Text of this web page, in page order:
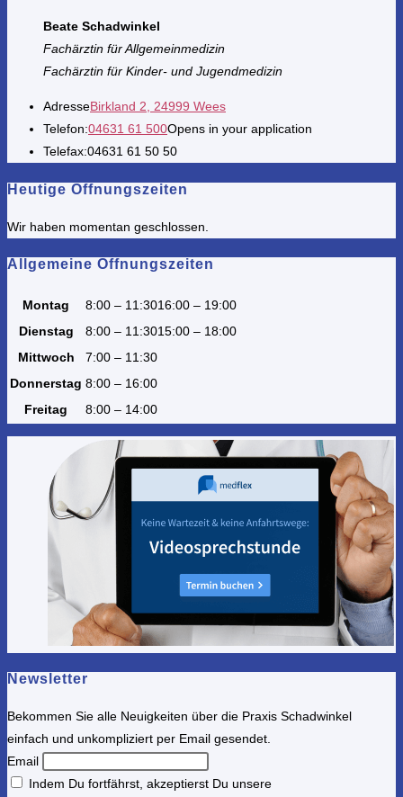
Beate Schadwinkel
Fachärztin für Allgemeinmedizin
Fachärztin für Kinder- und Jugendmedizin
AdresseBirkland 2, 24999 Wees
Telefon:04631 61 500Opens in your application
Telefax:04631 61 50 50
Heutige Öffnungszeiten
Wir haben momentan geschlossen.
Allgemeine Öffnungszeiten
Montag 8:00 – 11:3016:00 – 19:00
Dienstag
8:00 – 11:3015:00 – 18:00
Mittwoch
7:00 – 11:30
Donnerstag 8:00 – 16:00
Freitag
8:00 – 14:00
Newsletter
Bekommen Sie alle Neuigkeiten über die Praxis Schadwinkel
einfach und unkompliziert per Email gesendet.
Email
Indem Du fortfährst, akzeptierst Du unsere